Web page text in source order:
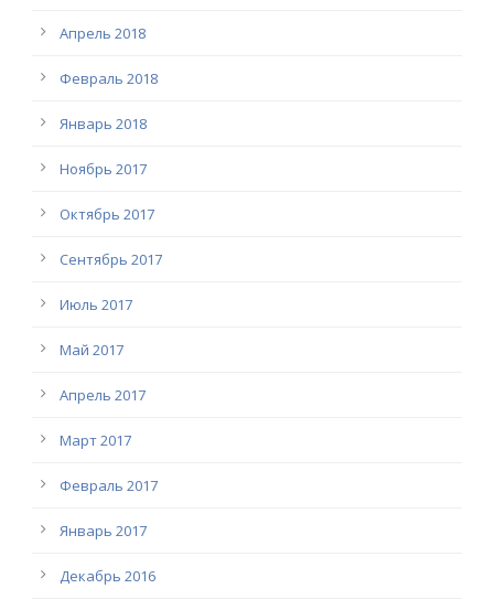
Апрель 2018
Февраль 2018
Январь 2018
Ноябрь 2017
Октябрь 2017
Сентябрь 2017
Июль 2017
Май 2017
Апрель 2017
Март 2017
Февраль 2017
Январь 2017
Декабрь 2016